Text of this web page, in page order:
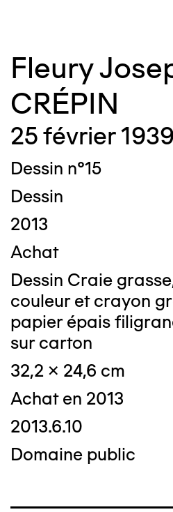
Fleury
CRÉPIN
25 février 1939
Dessin n°15
Dessin
2013
Achat
Dessin Craie
couleur et crayon
papier épais
sur carton
32,2 x 24,6 cm
Achat en 2013
2013.6.10
Domaine public